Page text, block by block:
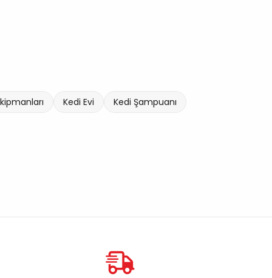
Kedi Evi Kedi Şampuanı